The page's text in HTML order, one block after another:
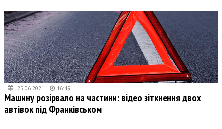
25.06.2021 16:49
Машину розірвало на частини: відео зіткнення двох
автівок під Франківськом